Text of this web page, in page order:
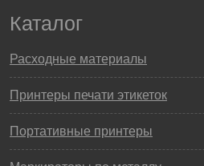
Каталог
Расходные материалы
Принтеры печати этикеток
Портативные принтеры